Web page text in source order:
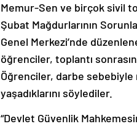
Memur-Sen ve birçok sivil
Şubat Mağdurlarının
Genel Merkezi’nde
öğrenciler, toplantı
Öğrenciler, darbe
yaşadıklarını söylediler.
“Devlet Güvenlik